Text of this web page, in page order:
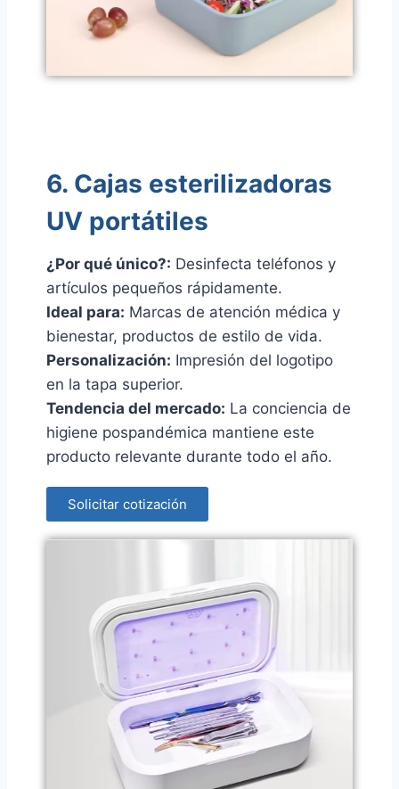
6. Cajas esterilizadoras
UV portátiles
¿Por qué único?: Desinfecta teléfonos y
artículos pequeños rápidamente.
Ideal para: Marcas de atención médica y
bienestar, productos de estilo de vida.
Personalización: Impresión del logotipo
en la tapa superior.
Tendencia del mercado: La conciencia de
higiene pospandémica mantiene este
producto relevante durante todo el año.
Solicitar cotización